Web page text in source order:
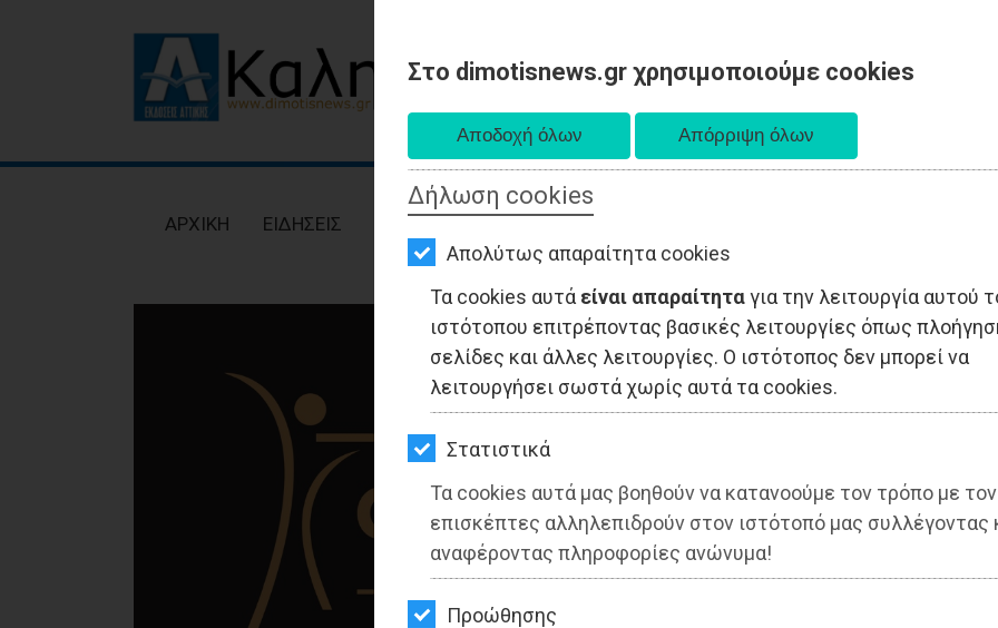
Στο dimotisnews.gr χρησιμοποιούμε cookies
Δήλωση cookies
Απολύτως απαραίτητα cookies
Τα cookies αυτά είναι απαραίτηταγια την λειτουργία αυτού
ιστότοπου επιτρέποντας βασικές λειτουργίες όπως
σελίδες και άλλες λειτουργίες. Ο ιστότοπος δεν μπορεί να
λειτουργήσει σωστά χωρίς αυτά τα cookies.
Στατιστικά
Τα cookies αυτά μας βοηθούν να κατανοούμε τον τρόπο με τον
επισκέπτες αλληλεπιδρούν στον ιστότοπό μας συλλέγοντας
αναφέροντας πληροφορίες ανώνυμα!
Προώθησης
ΕΙΔΗΣΕΙΣ
AΡΧΙΚΗ ΕΙΔΗΣΕΙΣ